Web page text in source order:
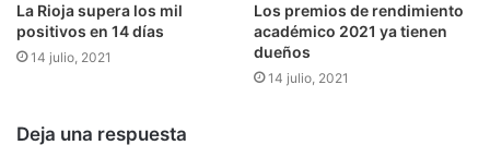
La Rioja supera los mil
positivos en 14 días
14 julio, 2021
Los premios de rendimiento
académico 2021 ya tienen
dueños
14 julio, 2021
Deja una respuesta